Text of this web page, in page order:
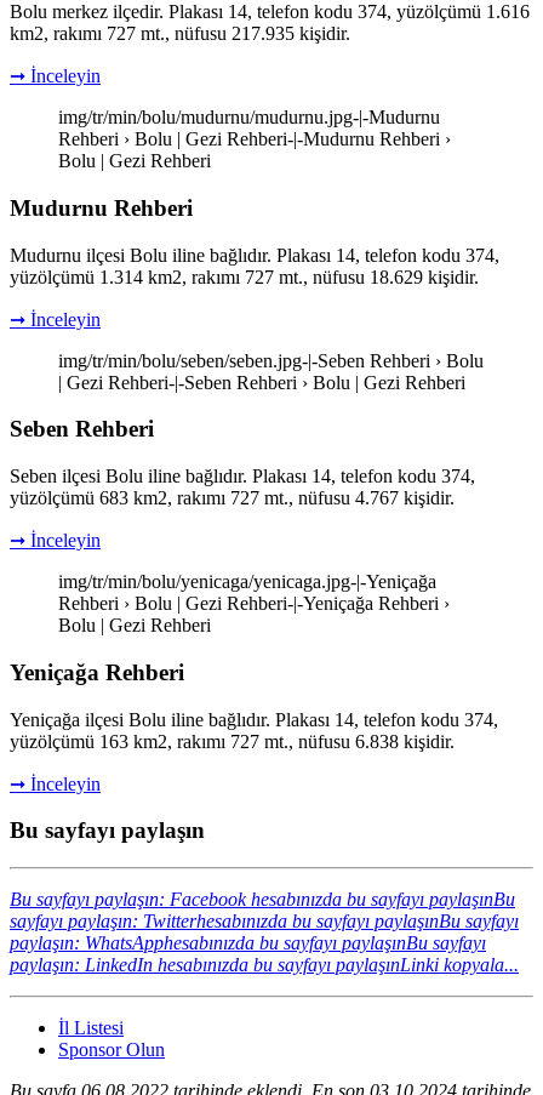
Bolu merkez ilçedir. Plakası 14, telefon kodu 374, yüzölçümü 1.616
km2, rakımı 727 mt., nüfusu 217.935 kişidir.
➞ İnceleyin
img/tr/min/bolu/mudurnu/mudurnu.jpg-|-Mudurnu
Rehberi › Bolu | Gezi Rehberi-|-Mudurnu Rehberi ›
Bolu | Gezi Rehberi
Mudurnu Rehberi
Mudurnu ilçesi Bolu iline bağlıdır. Plakası 14, telefon kodu 374,
yüzölçümü 1.314 km2, rakımı 727 mt., nüfusu 18.629 kişidir.
➞ İnceleyin
img/tr/min/bolu/seben/seben.jpg-|-Seben Rehberi › Bolu
| Gezi Rehberi-|-Seben Rehberi › Bolu | Gezi Rehberi
Seben Rehberi
Seben ilçesi Bolu iline bağlıdır. Plakası 14, telefon kodu 374,
yüzölçümü 683 km2, rakımı 727 mt., nüfusu 4.767 kişidir.
➞ İnceleyin
img/tr/min/bolu/yenicaga/yenicaga.jpg-|-Yeniçağa
Rehberi › Bolu | Gezi Rehberi-|-Yeniçağa Rehberi ›
Bolu | Gezi Rehberi
Yeniçağa Rehberi
Yeniçağa ilçesi Bolu iline bağlıdır. Plakası 14, telefon kodu 374,
yüzölçümü 163 km2, rakımı 727 mt., nüfusu 6.838 kişidir.
➞ İnceleyin
Bu sayfayı paylaşın
Bu sayfayı paylaşın: Facebook hesabınızda bu sayfayı paylaşınBu
sayfayı paylaşın: Twitterhesabınızda bu sayfayı paylaşınBu sayfayı
paylaşın: WhatsApphesabınızda bu sayfayı paylaşınBu sayfayı
paylaşın: LinkedIn hesabınızda bu sayfayı paylaşınLinki kopyala...
İl Listesi
Sponsor Olun
Bu sayfa 06.08.2022 tarihinde eklendi. En son 03.10.2024 tarihinde